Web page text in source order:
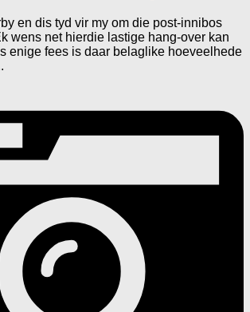
en dis tyd vir my om die post-innibos
wens net hierdie lastige hang-over kan
enige fees is daar belaglike hoeveelhede